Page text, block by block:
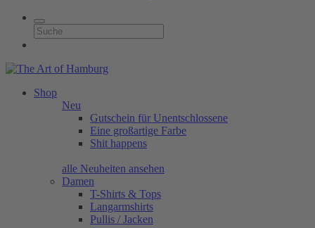
Shop
Neu
Gutschein für Unentschlossene
Eine großartige Farbe
Shit happens
alle Neuheiten ansehen
Damen
T-Shirts & Tops
Langarmshirts
Pullis / Jacken